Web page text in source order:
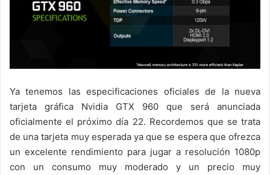
Ya tenemos las especificaciones oficiales de la nueva
tarjeta gráfica Nvidia GTX 960 que será anunciada
oficialmente el próximo día 22. Recordemos que se trata
de una tarjeta muy esperada ya que se espera que ofrezca
un excelente rendimiento para jugar a resolución 1080p
con un consumo muy moderado y un precio muy